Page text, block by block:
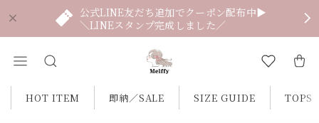
公式LINE友だち追加でクーポン配布中▶
＼LINEスタンプ完成しました／
HOT ITEM 即納／SALE SIZE GUIDE TOPS